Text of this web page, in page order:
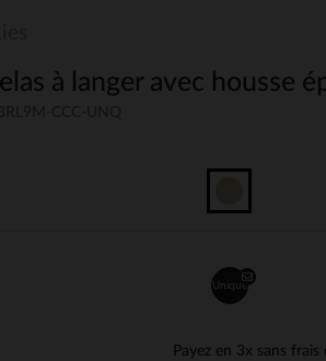
à langer avec housse
Unique
Payez en 3x sans